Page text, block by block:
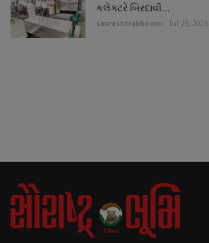
કલેક્ટરે બિરદાવી...
saurashtrabhoomi Jul 29, 2026